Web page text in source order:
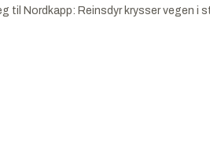
til Nordkapp: Reinsdyr krysser vegen